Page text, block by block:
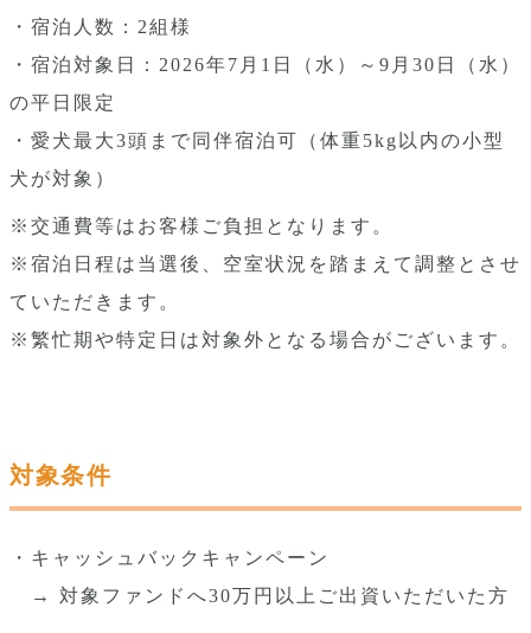
・宿泊人数：2組様
・宿泊対象日：2026年7月1日（水）～9月30日（水）
の平日限定
・愛犬最大3頭まで同伴宿泊可（体重5kg以内の小型
犬が対象）
※交通費等はお客様ご負担となります。
※宿泊日程は当選後、空室状況を踏まえて調整とさせ
ていただきます。
※繁忙期や特定日は対象外となる場合がございます。
対象条件
・キャッシュバックキャンペーン
→ 対象ファンドへ30万円以上ご出資いただいた方